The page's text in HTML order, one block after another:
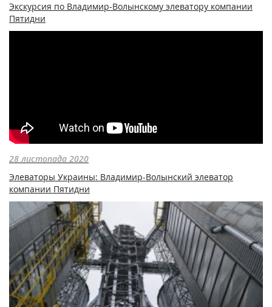
Экскурсия по Владимир-Волынскому элеватору компании
Пятидни
28 листопада 2020
Элеваторы Украины: Владимир-Волынский элеватор
компании Пятидни